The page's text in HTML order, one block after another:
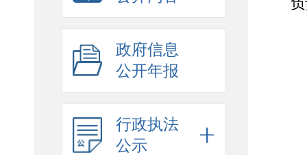
政府信息
公开年报
行政执法
公示